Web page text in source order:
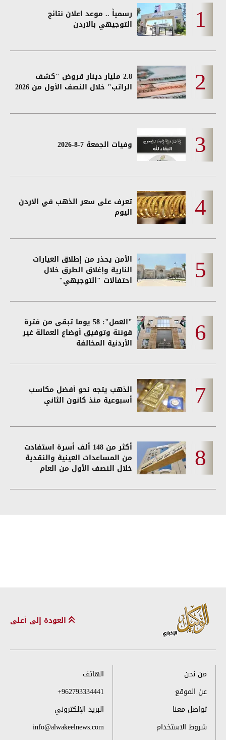
رسمياً .. موعد اعلان نتائج
التوجيهي بالاردن
2.8 مليار دينار قروض "كشف
الراتب" خلال النصف الأول من 2026
وفيات الجمعة 7-8-2026
تعرف على سعر الذهب في الاردن
اليوم
الأمن يحذر من إطلاق العيارات
النارية وإغلاق الطرق خلال
احتفالات "التوجيهي"
"العمل": 58 يوما تبقى من فترة
قوننة وتوفيق أوضاع العمالة غير
الأردنية المخالفة
الذهب يتجه نحو أفضل مكاسب
أسبوعية منذ كانون الثاني
أكثر من 148 ألف أسرة استفادت
من المساعدات العينية والنقدية
خلال النصف الأول من العام
العودة إلى أعلى
من نحن
عن الموقع
تواصل معنا
شروط الاستخدام
الهاتف
+962793334441
البريد الإلكتروني
info@alwakeelnews.com